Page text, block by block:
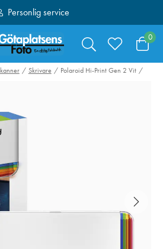
Personlig service
Fri frakt över 1000:-
0
Skrivare Polaroid Hi-Print Gen 2 Vit